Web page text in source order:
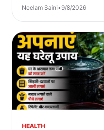
Neelam Saini•9/8/2026
HEALTH